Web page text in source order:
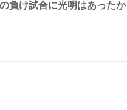
負け試合に光明はあったか